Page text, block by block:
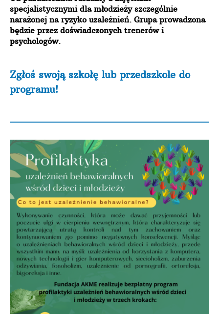
specjalistycznymi dla młodzieży szczególnie
narażonej na ryzyko uzależnień. Grupa prowadzona
będzie przez doświadczonych trenerów i
psychologów.
Zgłoś swoją szkołę lub przedszkole do
programu!